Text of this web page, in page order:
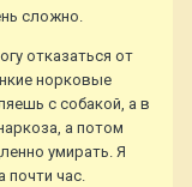
сложно.
отказаться от
норковые
с собакой, а в
а потом
умирать. Я
почти час.